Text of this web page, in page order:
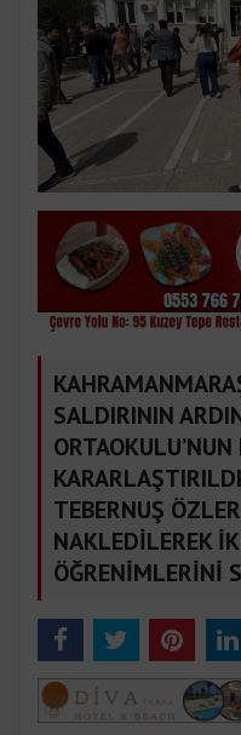
SALDIRININ
TEBERNUŞ
NAKLEDİLEREK
ÖĞRENİMLERİNİ